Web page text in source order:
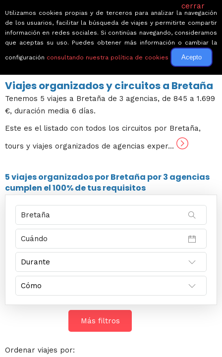
← Volver a Circuitos por Francia
Viajes organizados y circuitos a Bretaña
Tenemos 5 viajes a Bretaña de 3 agencias, de 845 a 1.699
€, duración media 6 días.
Este es el listado con todos los circuitos por Bretaña,
tours y viajes organizados de agencias exper...
5 viajesorganizados por Bretaña por3 agencias
cumplen el 100% de tus requisitos
Más filtros
Ordenar viajes por:
cerrar
Utilizamos cookies propias y de terceros para analizar la navegación
de los usuarios, facilitar la búsqueda de viajes y permitirte compartir
información en redes sociales. Si continúas navegando, consideramos
que aceptas su uso. Puedes obtener más información o cambiar la
configuración consultando nuestra política de cookies Acepto